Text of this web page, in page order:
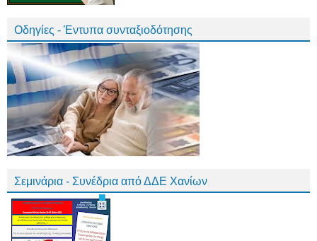
Οδηγίες - Έντυπα συνταξιοδότησης
Σεμινάρια - Συνέδρια από ΔΔΕ Χανίων